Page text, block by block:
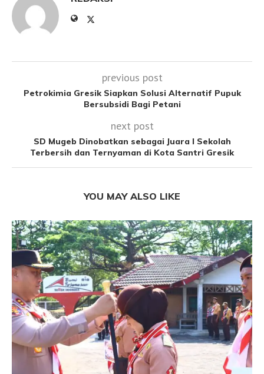
previous post
Petrokimia Gresik Siapkan Solusi Alternatif Pupuk
Bersubsidi Bagi Petani
next post
SD Mugeb Dinobatkan sebagai Juara I Sekolah
Terbersih dan Ternyaman di Kota Santri Gresik
YOU MAY ALSO LIKE